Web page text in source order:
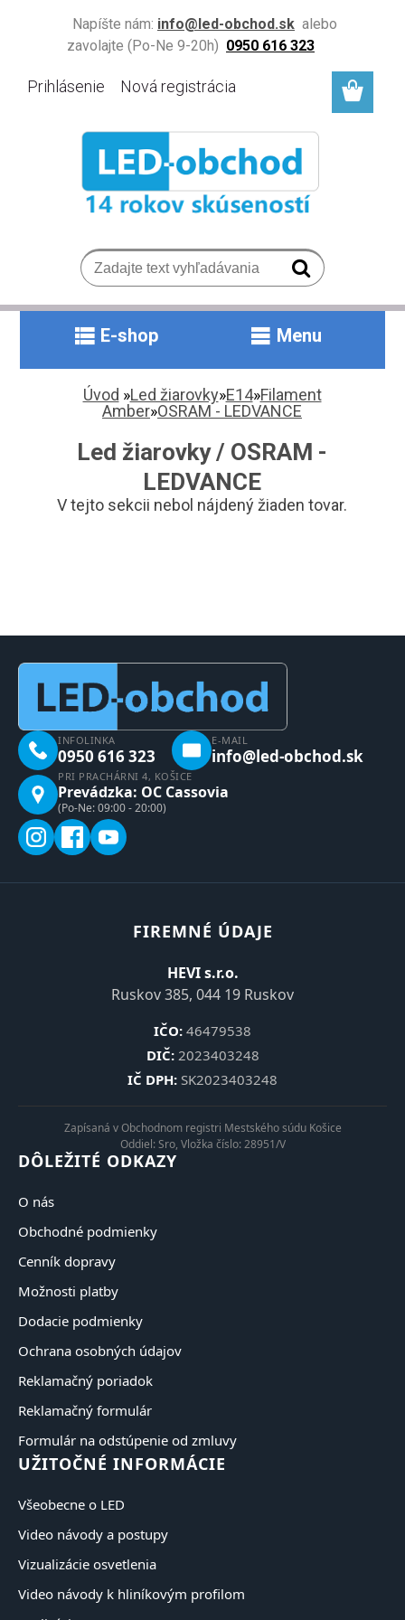
Napíšte nám: info@led-obchod.sk alebo
zavolajte (Po-Ne 9-20h) 0950 616 323
Prihlásenie Nová registrácia
E-shop Menu
Úvod »Led žiarovky»E14»Filament
Amber»OSRAM - LEDVANCE
Led žiarovky / OSRAM -
LEDVANCE
V tejto sekcii nebol nájdený žiaden tovar.
INFOLINKA
0950 616 323
E-MAIL
info@led-obchod.sk
PRI PRACHÁRNI 4, KOŠICE
Prevádzka: OC Cassovia
(Po-Ne: 09:00 - 20:00)
FIREMNÉ ÚDAJE
HEVI s.r.o.
Ruskov 385, 044 19 Ruskov
IČO: 46479538
DIČ:2023403248
IČ DPH: SK2023403248
Zapísaná v Obchodnom registri Mestského súdu Košice
Oddiel: Sro, Vložka číslo: 28951/V
DÔLEŽITÉ ODKAZY
O nás
Obchodné podmienky
Cenník dopravy
Možnosti platby
Dodacie podmienky
Ochrana osobných údajov
Reklamačný poriadok
Reklamačný formulár
Formulár na odstúpenie od zmluvy
UŽITOČNÉ INFORMÁCIE
Všeobecne o LED
Video návody a postupy
Vizualizácie osvetlenia
Video návody k hliníkovým profilom